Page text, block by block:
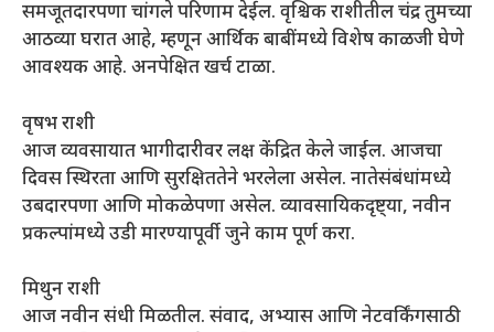
समजूतदारपणा चांगले परिणाम देईल. वृश्चिक राशीतील चंद्र तुमच्या
आठव्या घरात आहे, म्हणून आर्थिक बाबींमध्ये विशेष काळजी घेणे
आवश्यक आहे. अनपेक्षित खर्च टाळा.
वृषभ राशी
आज व्यवसायात भागीदारीवर लक्ष केंद्रित केले जाईल. आजचा
दिवस स्थिरता आणि सुरक्षिततेने भरलेला असेल. नातेसंबंधांमध्ये
उबदारपणा आणि मोकळेपणा असेल. व्यावसायिकदृष्ट्या, नवीन
प्रकल्पांमध्ये उडी मारण्यापूर्वी जुने काम पूर्ण करा.
मिथुन राशी
आज नवीन संधी मिळतील. संवाद, अभ्यास आणि नेटवर्किंगसाठी